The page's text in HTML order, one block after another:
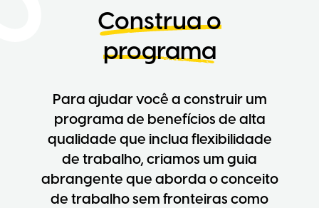
Construa o
programa
Para ajudar você a construir um
programa de benefícios de alta
qualidade que inclua flexibilidade
de trabalho, criamos um guia
abrangente que aborda o conceito
de trabalho sem fronteiras como